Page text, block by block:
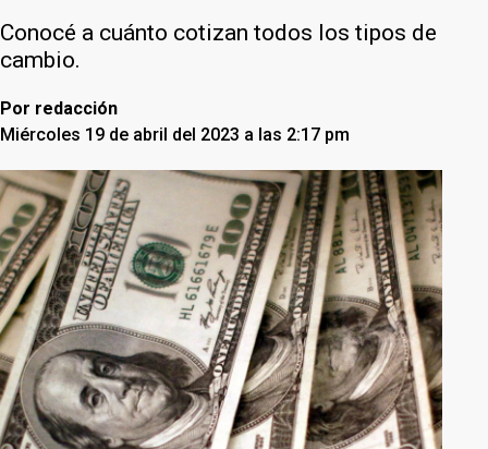
Conocé a cuánto cotizan todos los tipos de
cambio.
Por redacción
Miércoles 19 de abril del 2023 a las 2:17 pm